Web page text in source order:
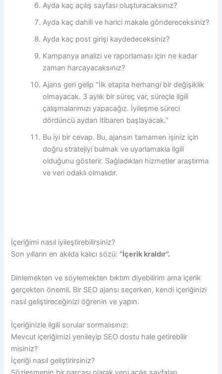
Ayda kaç açılış sayfası oluşturacaksınız?
Ayda kaç dahili ve harici makale göndereceksiniz?
Ayda kaç post girişi kaydedeceksiniz?
Kampanya analizi ve raporlaması için ne kadar
zaman harcayacaksınız?
Ajans geri gelip “İlk etapta herhangi bir değişiklik
olmayacak. 3 aylık bir süreç var, süreçle ilgili
çalışmalarımızı yapacağız. İyileşme süreci
dördüncü aydan itibaren başlayacak.”
Bu iyi bir cevap. Bu, ajansın tamamen işiniz için
doğru stratejiyi bulmak ve uyarlamakla ilgili
olduğunu gösterir. Sağladıkları hizmetler araştırma
ve veri odaklı olmalıdır.
İçeriğimi nasıl iyileştirebilirsiniz?
Son yılların en akılda kalıcı sözü: “İçerik kraldır”.
Dinlemekten ve söylemekten bıktım diyebilirim ama içerik
gerçekten önemli. Bir SEO ajansı seçerken, kendi içeriğinizi
nasıl geliştireceğinizi öğrenin ve yapın.
İçeriğinizle ilgili sorular sormalısınız:
Mevcut içeriğimizi yenileyip SEO dostu hale getirebilir
misiniz?
İçeriği nasıl geliştirirsiniz?